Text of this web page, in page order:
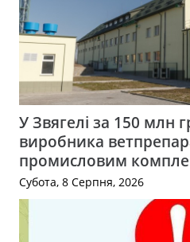
У Звягелі за 150 млн
виробника
промисловим
Субота, 8 Серпня, 2026